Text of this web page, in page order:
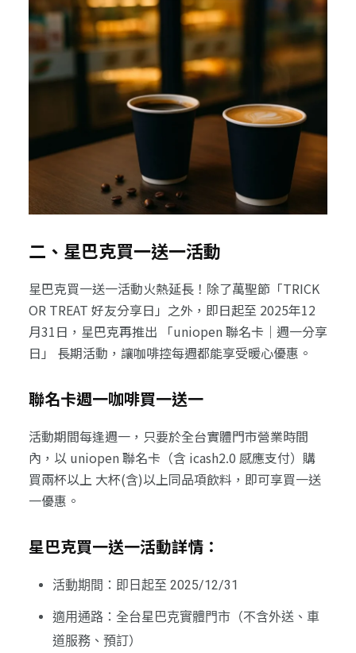
二、星巴克買一送一活動
星巴克買一送一活動火熱延長！除了萬聖節「TRICK
OR TREAT 好友分享日」之外，即日起至 2025年12
月31日，星巴克再推出 「uniopen 聯名卡｜週一分享
日」 長期活動，讓咖啡控每週都能享受暖心優惠。
聯名卡週一咖啡買一送一
活動期間每逢週一，只要於全台實體門市營業時間
內，以 uniopen 聯名卡（含 icash2.0 感應支付）購
買兩杯以上 大杯(含)以上同品項飲料，即可享買一送
一優惠。
星巴克買一送一活動詳情：
活動期間：即日起至 2025/12/31
適用通路：全台星巴克實體門市（不含外送、車
道服務、預訂）